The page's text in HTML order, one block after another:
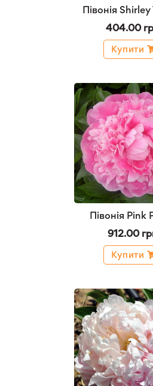
Півонія
404.00
Купити
Півонія Pink
912.00
Купити